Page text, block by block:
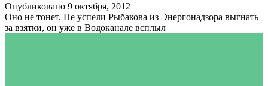
Опубликовано 9 октября, 2012
Оно не тонет. Не успели Рыбакова из Энергонадзора выгнать
за взятки, он уже в Водоканале всплыл